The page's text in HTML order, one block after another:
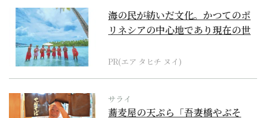
海の民が紡いだ文化。かつてのポ
リネシアの中心地であり現在の世
PR(エア タヒチ ヌイ)
サライ
蕎麦屋の天ぷら「吾妻橋やぶそ